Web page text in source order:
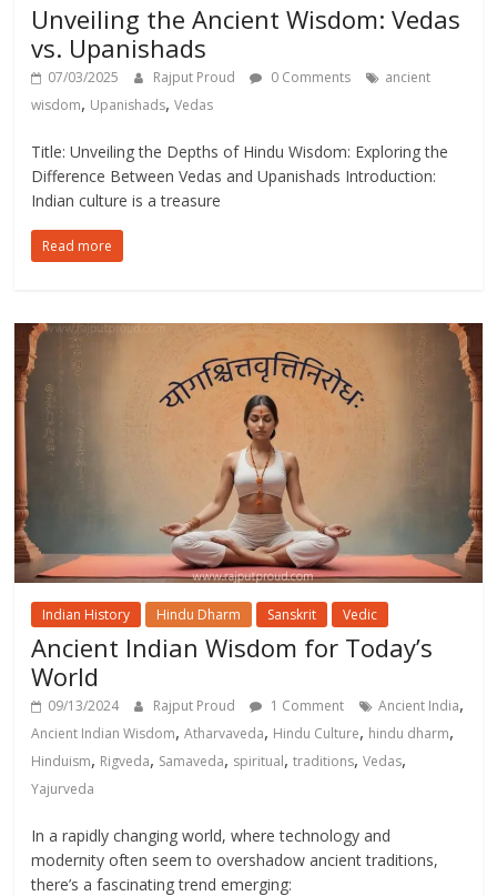
Unveiling the Ancient Wisdom: Vedas
vs. Upanishads
07/03/2025 Rajput Proud 0 Comments
ancient
wisdom, Upanishads,Vedas
Title: Unveiling the Depths of Hindu Wisdom: Exploring the
Difference Between Vedas and Upanishads Introduction:
Indian culture is a treasure
Read more
Indian History Hindu Dharm Sanskrit Vedic
Ancient Indian Wisdom for Today’s
World
09/13/2024 Rajput Proud 1 Comment Ancient India,
Ancient Indian Wisdom,Atharvaveda, Hindu Culture, hindu dharm,
Hinduism, Rigveda, Samaveda, spiritual,traditions,Vedas,
Yajurveda
In a rapidly changing world, where technology and
modernity often seem to overshadow ancient traditions,
there’s a fascinating trend emerging: